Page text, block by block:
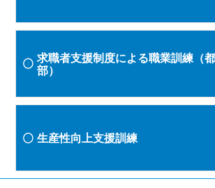
求職者支援制度による職業訓練（
部）
生産性向上支援訓練